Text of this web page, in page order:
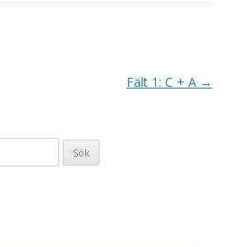
Fält 1: C + A →